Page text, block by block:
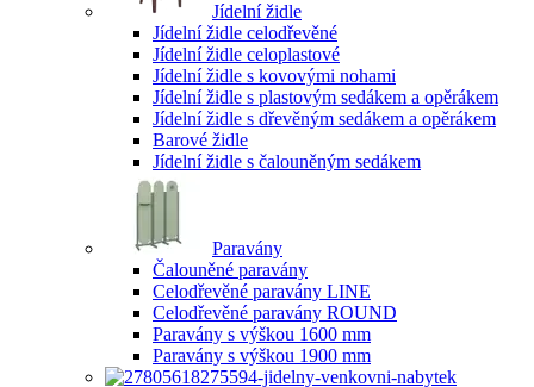
Jídelní židle
Jídelní židle celodřevěné
Jídelní židle celoplastové
Jídelní židle s kovovými nohami
Jídelní židle s plastovým sedákem a opěrákem
Jídelní židle s dřevěným sedákem a opěrákem
Barové židle
Jídelní židle s čalouněným sedákem
Paravány
Čalouněné paravány
Celodřevěné paravány LINE
Celodřevěné paravány ROUND
Paravány s výškou 1600 mm
Paravány s výškou 1900 mm